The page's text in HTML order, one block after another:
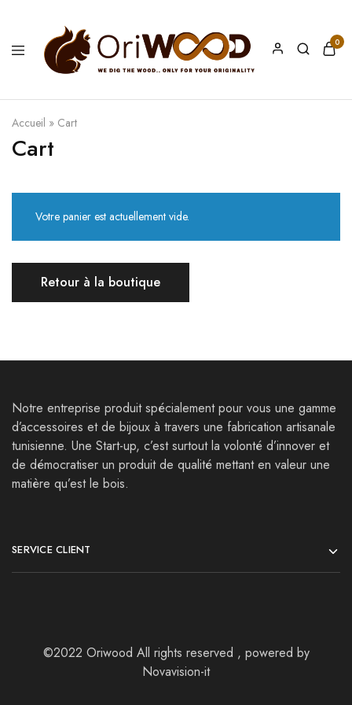
Dig
Wood
0
Accueil » Cart
Cart
Votre panier est actuellement vide.
Retour à la boutique
Notre entreprise produit spécialement pour vous une gamme
d’accessoires et de bijoux à travers une fabrication artisanale
tunisienne. Une Start-up, c’est surtout la volonté d’innover et
de démocratiser un produit de qualité mettant en valeur une
matière qu’est le bois.
SERVICE CLIENT
©2022 Oriwood All rights reserved , powered by
Novavision-it